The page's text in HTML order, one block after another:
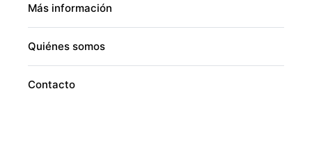
Más información
Quiénes somos
Contacto